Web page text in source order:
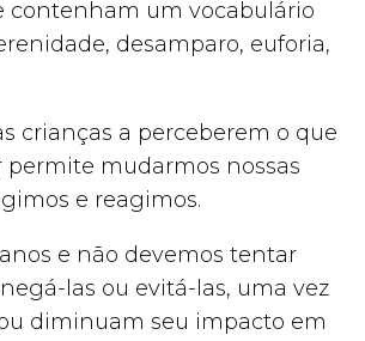
contenham um vocabulário
desamparo, euforia,
crianças a perceberem o que
permite mudarmos nossas
e reagimos.
e não devemos tentar
las ou evitá-las, uma vez
diminuam seu impacto em